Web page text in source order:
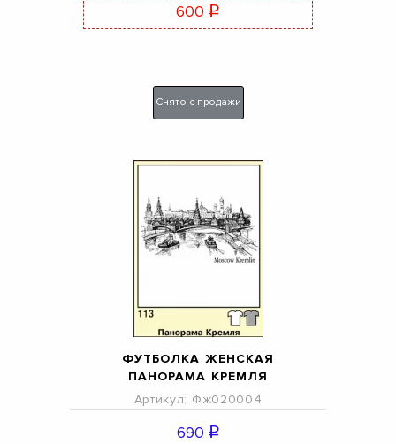
600 q
Снято с продажи
ФУТБОЛКА ЖЕНСКАЯ
ПАНОРАМА КРЕМЛЯ
Артикул: Фж020004
690 q